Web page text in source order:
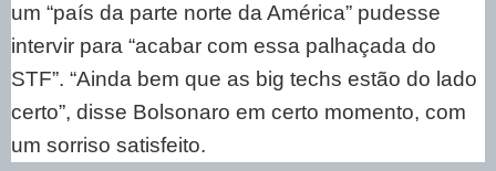
um “país da parte norte da América” pudesse
intervir para “acabar com essa palhaçada do
STF”. “Ainda bem que as big techs estão do lado
certo”, disse Bolsonaro em certo momento, com
um sorriso satisfeito.